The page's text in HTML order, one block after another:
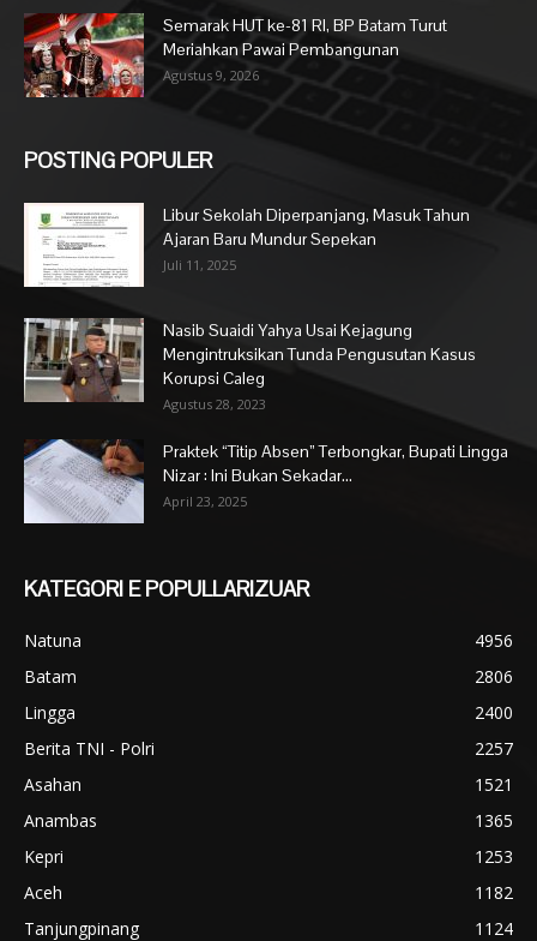
Semarak HUT ke-81 RI, BP Batam Turut
Meriahkan Pawai Pembangunan
Agustus 9, 2026
POSTING POPULER
Libur Sekolah Diperpanjang, Masuk Tahun
Ajaran Baru Mundur Sepekan
Juli 11, 2025
Nasib Suaidi Yahya Usai Kejagung
Mengintruksikan Tunda Pengusutan Kasus
Korupsi Caleg
Agustus 28, 2023
Praktek “Titip Absen” Terbongkar, Bupati Lingga
Nizar : Ini Bukan Sekadar...
April 23, 2025
KATEGORI E POPULLARIZUAR
Natuna
4956
Batam
2806
Lingga
2400
Berita TNI - Polri
2257
Asahan
1521
Anambas
1365
Kepri
1253
Aceh
1182
Tanjungpinang
1124